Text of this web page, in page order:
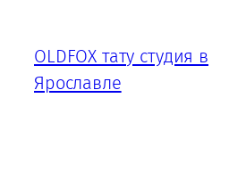
содержимому
OLDFOX тату студия в
Ярославле